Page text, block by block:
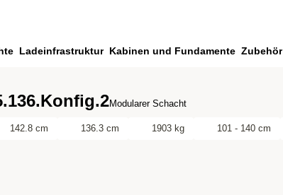
Ladeinfrastruktur Kabinen und Fundamente Zubehör
Modularer Schacht
142.8 cm 136.3 cm 1903 kg 101 - 140 cm